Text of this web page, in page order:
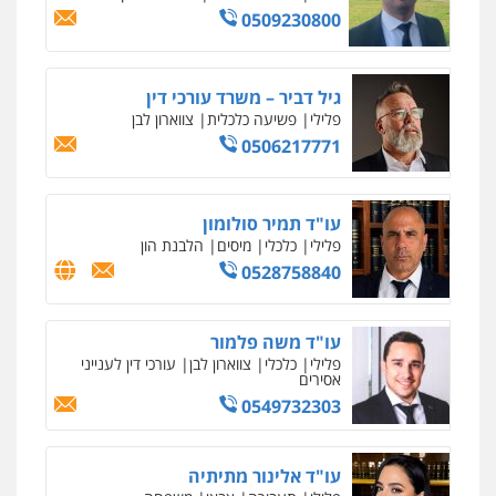
0509230800
גיל דביר – משרד עורכי דין
פלילי פשיעה כלכלית צווארון לבן
0506217771
עו"ד תמיר סולומון
פלילי כלכלי מיסים הלבנת הון
0528758840
עו"ד משה פלמור
פלילי כלכלי צווארון לבן עורכי דין לענייני
אסירים
0549732303
עו"ד אלינור מתיתיה